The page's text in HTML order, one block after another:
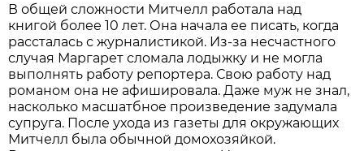
В общей сложности Митчелл работала над
книгой более 10 лет. Она начала ее писать, когда
рассталась с журналистикой. Из-за несчастного
случая Маргарет сломала лодыжку и не могла
выполнять работу репортера. Свою работу над
романом она не афишировала. Даже муж не знал,
насколько масшатбное произведение задумала
супруга. После ухода из газеты для окружающих
Митчелл была обычной домохозяйкой.